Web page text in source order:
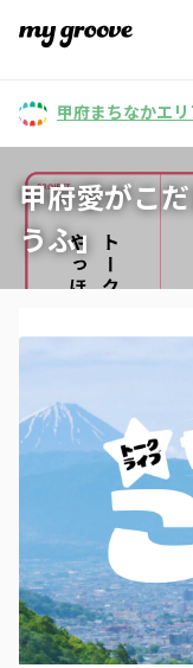
甲府まちなかエ
甲府愛がこ
うふ」